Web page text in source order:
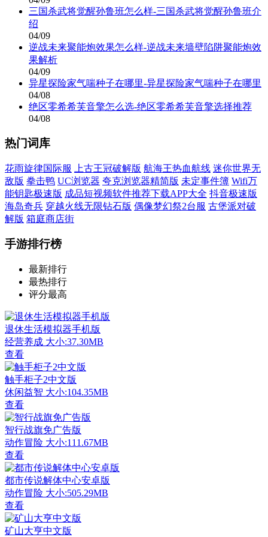
三国杀武将觉醒孙鲁班怎么样-三国杀武将觉醒孙鲁班介
绍
04/09
逆战未来聚能炮效果怎么样-逆战未来墙壁陷阱聚能炮效
果解析
04/09
异星探险家气喘种子在哪里-异星探险家气喘种子在哪里
04/08
绝区零希希芙音擎怎么选-绝区零希希芙音擎选择推荐
04/08
热门词库
花雨旋律国际服 上古王冠破解版 航海王热血航线 迷你世界无
敌版 拳击鸭 UC浏览器 夸克浏览器精简版 未定事件簿 Wifi万
能钥匙极速版 成品短视频软件推荐下载APP大全 抖音极速版
海岛奇兵 穿越火线无限钻石版 偶像梦幻祭2台服 古堡派对破
解版 箱庭商店街
手游排行榜
最新排行
最热排行
评分最高
退休生活模拟器手机版
经营养成 大小:37.30MB
查看
触手柜子2中文版
休闲益智 大小:104.35MB
查看
智行战旗免广告版
动作冒险 大小:111.67MB
查看
都市传说解体中心安卓版
动作冒险 大小:505.29MB
查看
矿山大亨中文版